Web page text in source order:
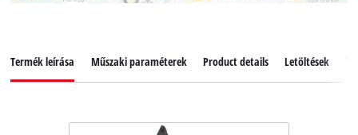
Termék leírása Műszaki paraméterek Product details Letöltések